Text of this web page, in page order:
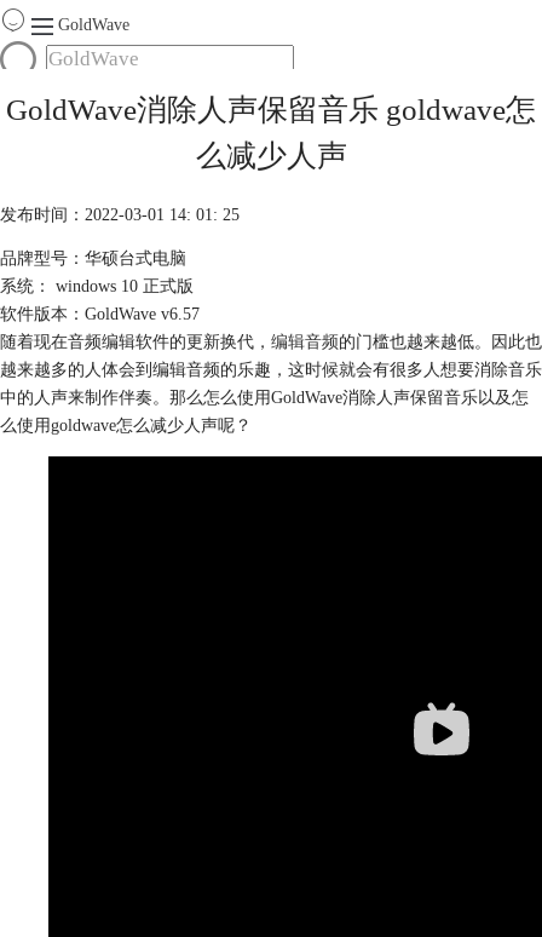
GoldWave
产品
购买
GoldWave消除人声保留音乐 goldwave怎
么减少人声
发布时间：2022-03-01 14: 01: 25
品牌型号：华硕台式电脑
系统： windows 10 正式版
软件版本：GoldWave v6.57
随着现在音频编辑软件的更新换代， 编辑音频的门槛也越来越低。因此也
越来越多的人体会到编辑音频的乐趣，这时候就会有很多人想要消除音乐
中的人声来制作伴奏。那么怎么使用GoldWave消除人声保留音乐以及怎
么使用goldwave怎么减少人声呢？